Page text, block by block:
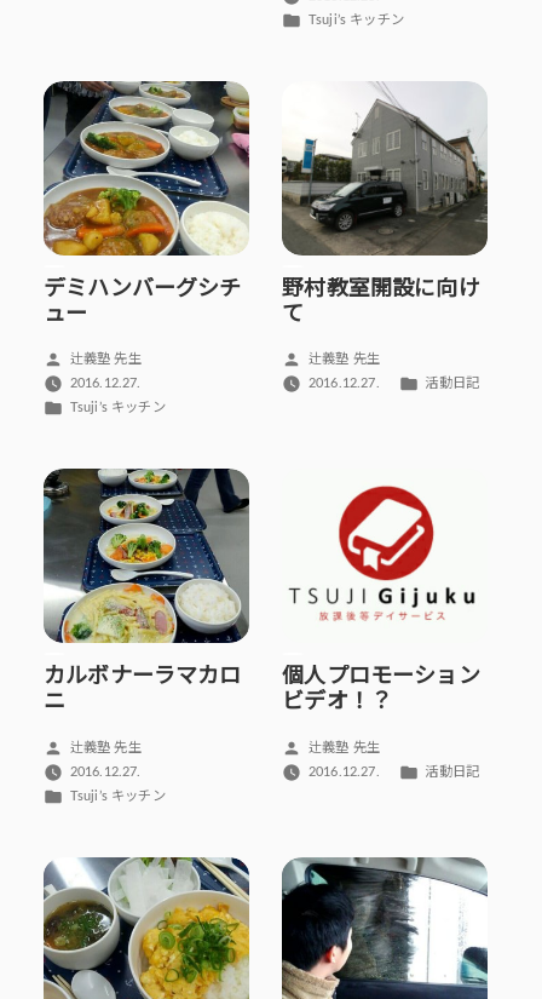
者:
カ
Tsuji’s キッチン
デミハンバーグシチ
ュー
投
稿
者:
辻義塾 先生
2016.12.27.
カ
ー:
Tsuji’s キッチン
野村教室開設に向け
て
投
稿
辻義塾 先生
2016.12.27.
カ
活動日記
カルボナーラマカロ
ニ
投
稿
者:
辻義塾 先生
2016.12.27.
カ
リ
ー:
Tsuji’s キッチン
個人プロモーション
ビデオ！？
投
稿
辻義塾 先生
2016.12.27.
カ
ー:
活動日記